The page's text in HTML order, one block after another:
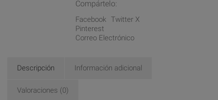
Compártelo:
Facebook Twitter X
Pinterest
Correo Electrónico
Descripción Información adicional
Valoraciones (0)